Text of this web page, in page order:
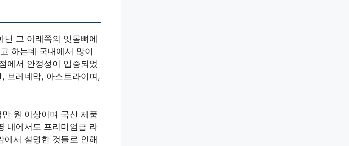
그 아래쪽의 잇몸뼈에
하는데 국내에서 많이
에서 안정성이 입증되었
브레네막, 아스트라이며,
원 이상이며 국산 제품
내에서도 프리미엄급 라
에서 설명한 것들로 인해